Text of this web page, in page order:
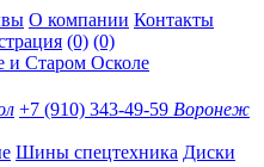
О компании Контакты
(0) (0)
+7 (910) 343-49-59 Воронеж
Шины спецтехника Диски